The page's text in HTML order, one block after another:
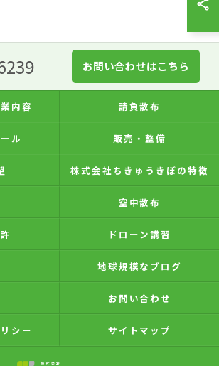
お問い合わせはこちら
内容 請負散布
ル 販売・整備
株式会社ちきゅうきぼの特徴
空中散布
ドローン講習
地球規模なブログ
お問い合わせ
シー サイトマップ